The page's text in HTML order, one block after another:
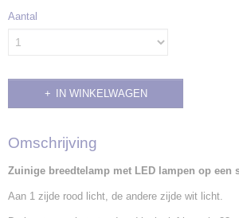
Aantal
IN WINKELWAGEN
Omschrijving
Zuinige breedtelamp met LED lampen op een
Aan 1 zijde rood licht, de andere zijde wit licht.